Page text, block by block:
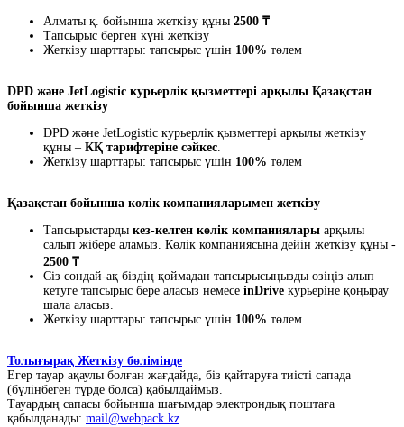
Алматы қ. бойынша жеткізу құны 2500 ₸
Тапсырыс берген күні жеткізу
Жеткізу шарттары: тапсырыс үшін 100% төлем
DPD және JetLogistic курьерлік қызметтері арқылы Қазақстан
бойынша жеткізу
DPD және JetLogistic курьерлік қызметтері арқылы жеткізу
құны – КҚ тарифтеріне сәйкес.
Жеткізу шарттары: тапсырыс үшін 100% төлем
Қазақстан бойынша көлік компанияларымен жеткізу
Тапсырыстарды кез-келген көлік компаниялары арқылы
салып жібере аламыз. Көлік компаниясына дейін жеткізу құны -
2500 ₸
Сіз сондай-ақ біздің қоймадан тапсырысыңызды өзіңіз алып
кетуге тапсырыс бере аласыз немесе inDrive курьеріне қоңырау
шала аласыз.
Жеткізу шарттары: тапсырыс үшін 100% төлем
Толығырақ Жеткізу бөлімінде
Егер тауар ақаулы болған жағдайда, біз қайтаруға тиісті сапада
(бүлінбеген түрде болса) қабылдаймыз.
Тауардың сапасы бойынша шағымдар электрондық поштаға
қабылданады: mail@webpack.kz